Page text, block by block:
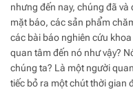
phá
sắc
đẹp
nhưng đến nay, chúng đã
mặt báo, các sản phẩm
các bài báo nghiên cứu
quan tâm đến nó như vậy?
chúng ta? Là một người
tiếc bỏ ra một chút thời gian